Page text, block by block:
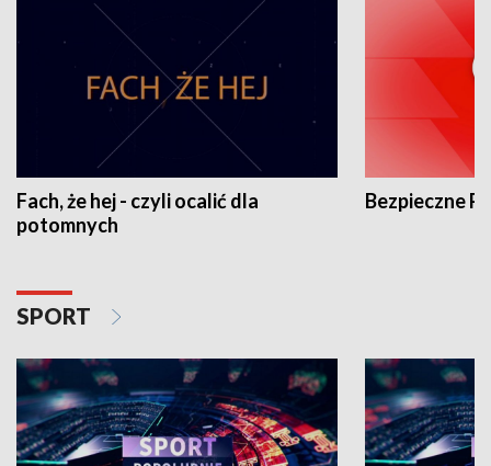
Fach, że hej - czyli ocalić dla
potomnych
Bezpieczne
SPORT